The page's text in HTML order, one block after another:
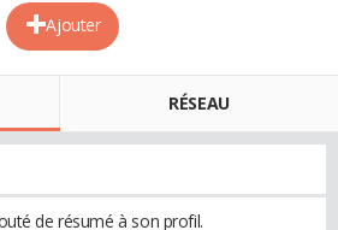
Ajouter
RÉSEAU
de résumé à son profil.